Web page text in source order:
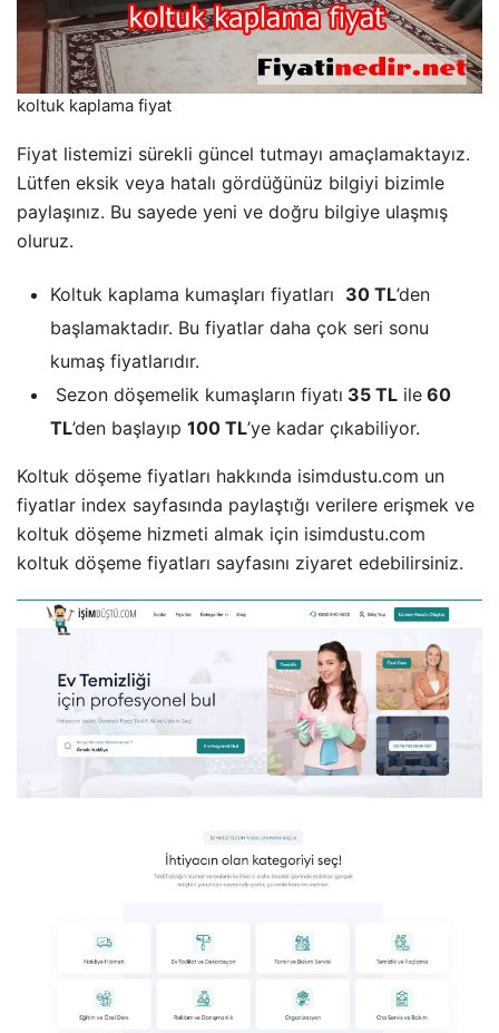
koltuk kaplama fiyat
Fiyat listemizi sürekli güncel tutmayı amaçlamaktayız.
Lütfen eksik veya hatalı gördüğünüz bilgiyi bizimle
paylaşınız. Bu sayede yeni ve doğru bilgiye ulaşmış
oluruz.
Koltuk kaplama kumaşları fiyatları 30 TL’den
başlamaktadır. Bu fiyatlar daha çok seri sonu
kumaş fiyatlarıdır.
Sezon döşemelik kumaşların fiyatı 35 TL ile 60
TL’den başlayıp 100 TL’ye kadar çıkabiliyor.
Koltuk döşeme fiyatları hakkında isimdustu.com un
fiyatlar index sayfasında paylaştığı verilere erişmek ve
koltuk döşeme hizmeti almak için isimdustu.com
koltuk döşeme fiyatları sayfasını ziyaret edebilirsiniz.